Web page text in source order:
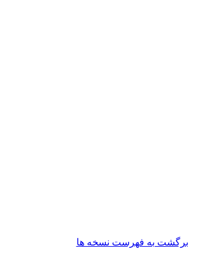
برگشت به فهرست نسخه ها